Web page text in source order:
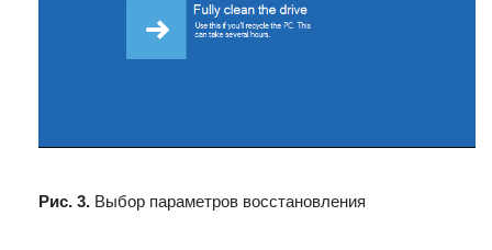
Рис. 3. Выбор параметров восстановления